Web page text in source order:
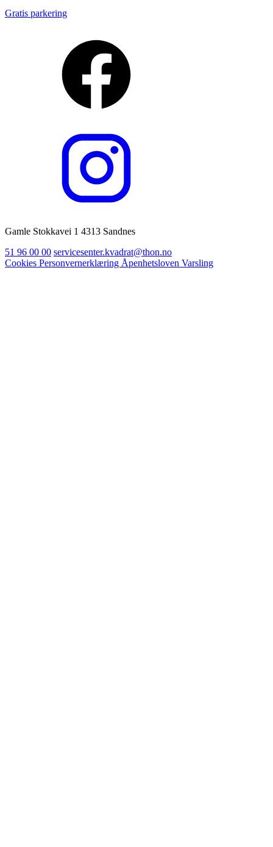
Gratis parkering
Gamle Stokkavei 1 4313 Sandnes
51 96 00 00 servicesenter.kvadrat@thon.no
Cookies Personvernerklæring Åpenhetsloven Varsling